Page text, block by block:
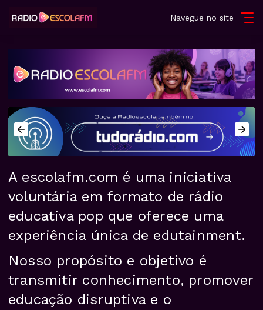
Navegue no site
A escolafm.com é uma iniciativa
voluntária em formato de rádio
educativa pop que oferece uma
experiência única de edutainment.
Nosso propósito e objetivo é
transmitir conhecimento, promover
educação disruptiva e o